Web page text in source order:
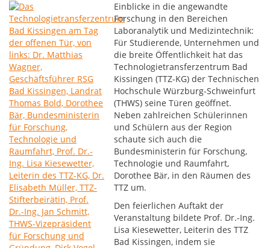
Einblicke in die angewandte
Forschung in den Bereichen
Laboranalytik und Medizintechnik:
Für Studierende, Unternehmen und
die breite Öffentlichkeit hat das
Technologietransferzentrum Bad
Kissingen (TTZ-KG) der Technischen
Hochschule Würzburg-Schweinfurt
(THWS) seine Türen geöffnet.
Neben zahlreichen Schülerinnen
und Schülern aus der Region
schaute sich auch die
Bundesministerin für Forschung,
Technologie und Raumfahrt,
Dorothee Bär, in den Räumen des
TTZ um.
Den feierlichen Auftakt der
Veranstaltung bildete Prof. Dr.-Ing.
Lisa Kiesewetter, Leiterin des TTZ
Bad Kissingen, indem sie